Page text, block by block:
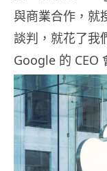
與商業合作，就
談判，就花了我
Google 的 CEO